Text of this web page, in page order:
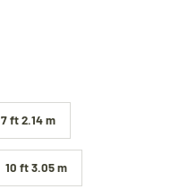
7 ft 2.14 m
10 ft 3.05 m